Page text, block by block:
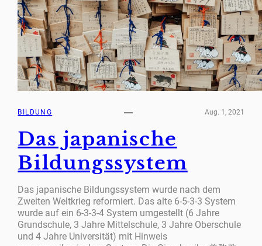
BILDUNG Aug. 1, 2021
Das japanische
Bildungssystem
Das japanische Bildungssystem wurde nach dem
Zweiten Weltkrieg reformiert. Das alte 6-5-3-3 System
wurde auf ein 6-3-3-4 System umgestellt (6 Jahre
Grundschule, 3 Jahre Mittelschule, 3 Jahre Oberschule
und 4 Jahre Universität) mit Hinweis